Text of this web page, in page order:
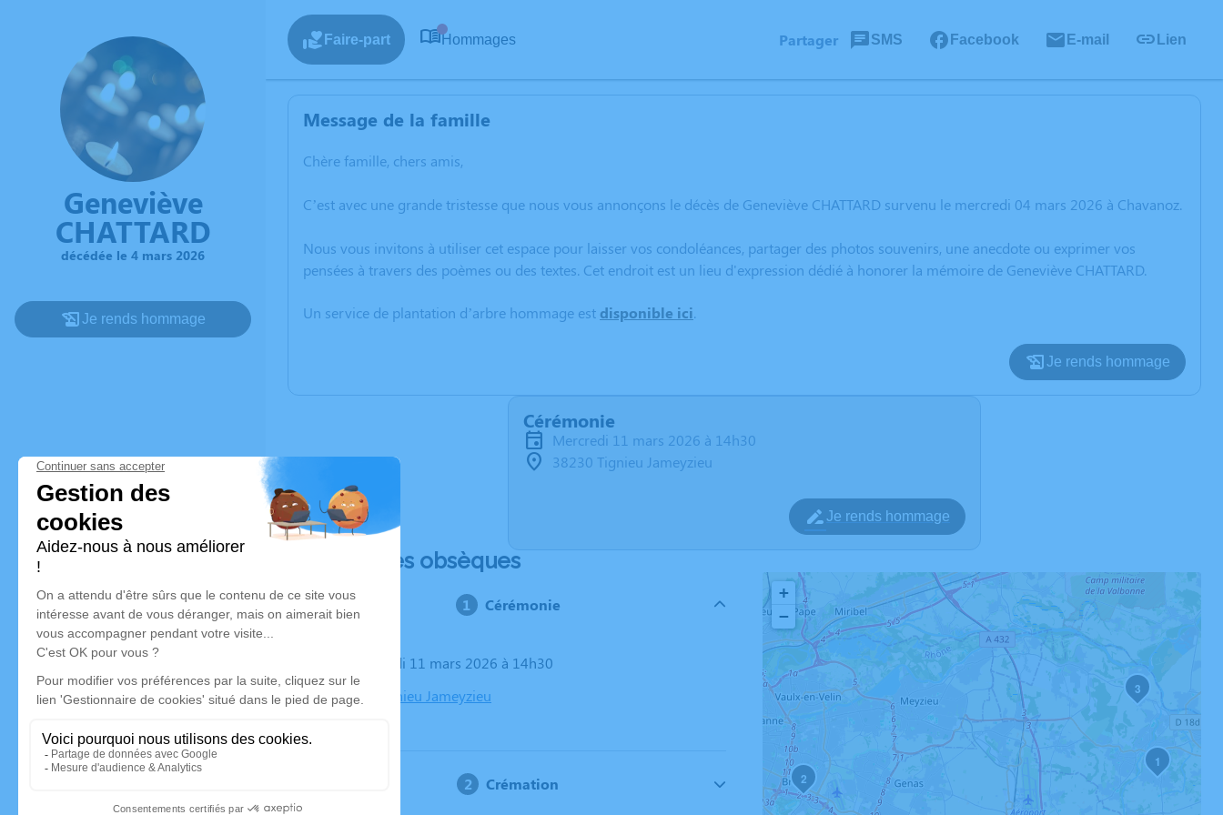
Geneviève
CHATTARD
décédée le 4 mars 2026
Je rends hommage
Faire-part Hommages Partager SMS Facebook E-mail Lien
Message de la famille
Chère famille, chers amis,
C’est avec une grande tristesse que nous vous annonçons le décès de Geneviève CHATTARD survenu le mercredi 04 mars 2026 à Chavanoz.
Nous vous invitons à utiliser cet espace pour laisser vos condoléances, partager des photos souvenirs, une anecdote ou exprimer vos
pensées à travers des poèmes ou des textes. Cet endroit est un lieu d'expression dédié à honorer la mémoire de Geneviève CHATTARD.
Un service de plantation d’arbre hommage est disponible ici.
Je rends hommage
Cérémonie
mercredi 11 mars 2026 à 14h30
38230 Tignieu Jameyzieu
Je rends hommage
Déroulé des obsèques
Cérémonie
Le mercredi 11 mars 2026 à 14h30
38230 Tignieu Jameyzieu
Crémation
1
2
3
+
−